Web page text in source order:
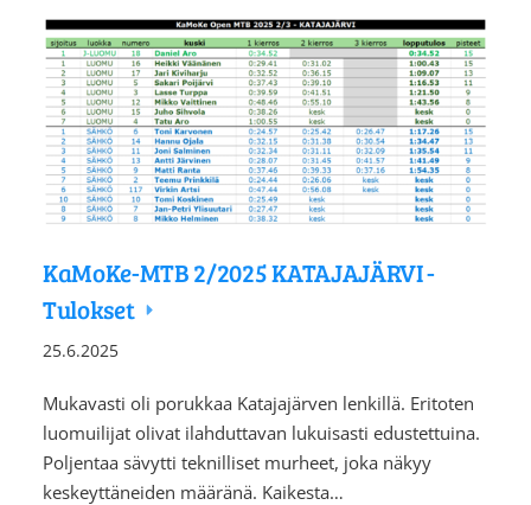
KaMoKe-MTB 2/2025 KATAJAJÄRVI -
Tulokset
25.6.2025
Mukavasti oli porukkaa Katajajärven lenkillä. Eritoten
luomuilijat olivat ilahduttavan lukuisasti edustettuina.
Poljentaa sävytti teknilliset murheet, joka näkyy
keskeyttäneiden määränä. Kaikesta…